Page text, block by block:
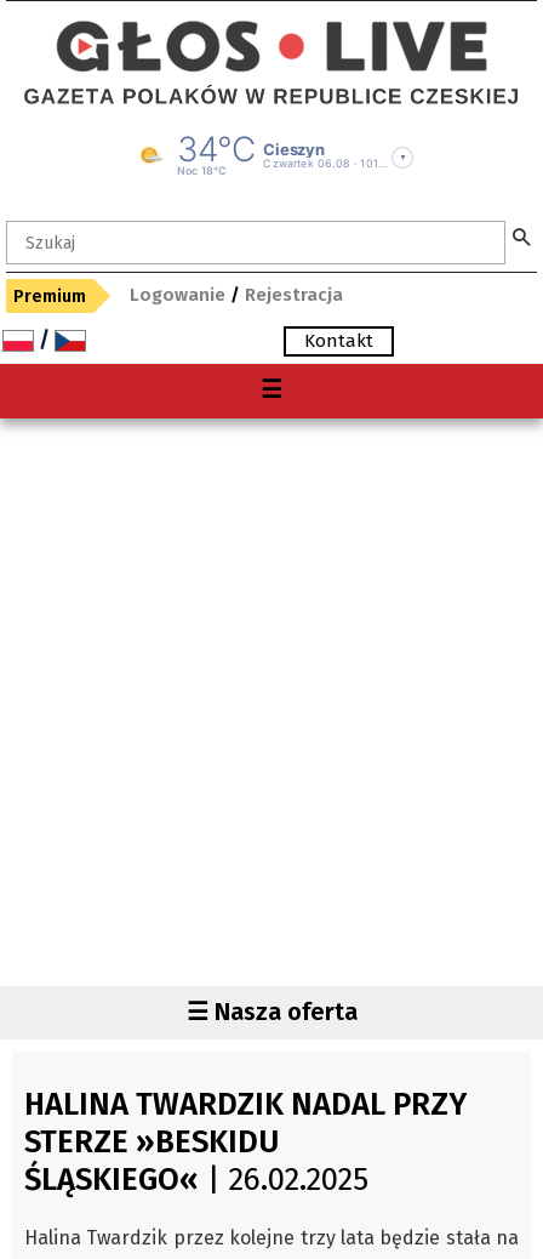
Premium Logowanie / Rejestracja
/ Kontakt
☰
O nas
Czechy
Polska
Świat
Sejmiki Gminne 2024
☰ Nasza oferta
Świat
Kongres Polaków
PZKO
HALINA TWARDZIK NADAL PRZY
STERZE »BESKIDU
ŚLĄSKIEGO« | 26.02.2025
Halina Twardzik przez kolejne trzy lata będzie stała na